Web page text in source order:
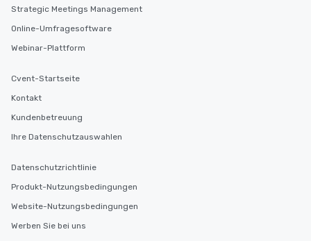
Strategic Meetings Management
Online-Umfragesoftware
Webinar-Plattform
Cvent-Startseite
Kontakt
Kundenbetreuung
Ihre Datenschutzauswahlen
Datenschutzrichtlinie
Produkt-Nutzungsbedingungen
Website-Nutzungsbedingungen
Werben Sie bei uns